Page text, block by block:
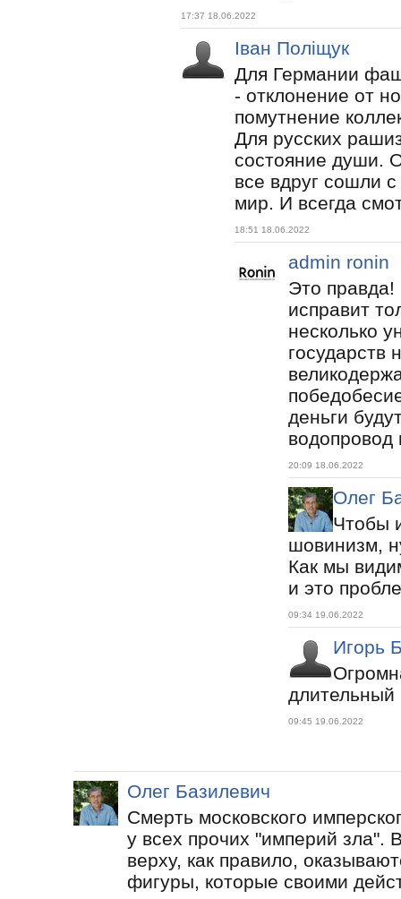
17:37 18.06.2022
Іван Поліщук
Для Германии
- отклонение от
помутнение
Для русских
состояние души.
все вдруг сошли
мир. И всегда
18:51 18.06.2022
admin ronin
Это правда!
исправит
несколько
государств
деньги
водопровод
20:09 18.06.2022
Олег
Чтобы
шовинизм,
Как мы
и это
09:34 19.06.2022
Игорь
09:45 19.06.2022
Олег Базилевич
Смерть московского
у всех прочих "империй зла".
верху, как правило,
фигуры, которые своими